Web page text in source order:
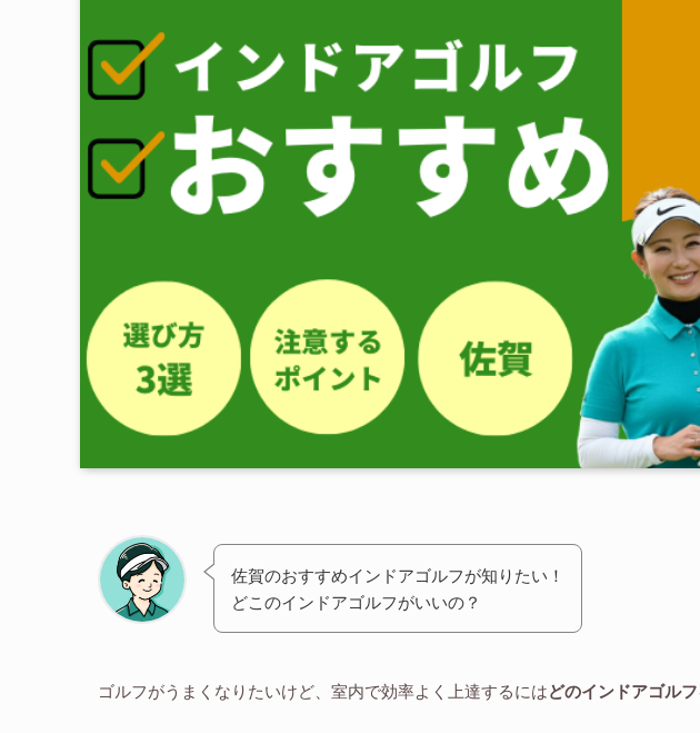
佐賀のおすすめインドアゴルフが知りたい！
どこのインドアゴルフがいいの？
ゴルフがうまくなりたいけど、室内で効率よく上達するにはどのインドアゴル